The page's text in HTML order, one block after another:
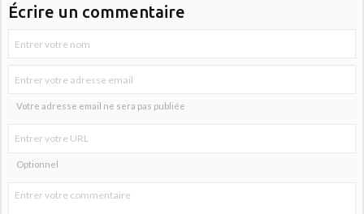
Écrire un commentaire
Votre adresse email ne sera pas publiée
Optionnel